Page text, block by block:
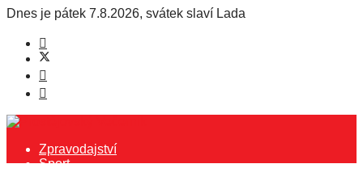
Dnes je pátek 7.8.2026, svátek slaví Lada
Zpravodajství
Sport